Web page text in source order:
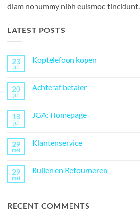
diam nonummy nibh euismod tincidunt.
LATEST POSTS
23
jul
Koptelefoon kopen
Koptelefoon
20
jul
Achteraf betalen
Achteraf
18
jul
JGA: Homepage
JGA:
29
mei
Klantenservice
Klantenservice
29
mei
Ruilen en Retourneren
en
RECENT COMMENTS